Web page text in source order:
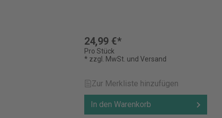
24,99 €*
Pro Stück
* zzgl. MwSt. und Versand
Zur Merkliste hinzufügen
In den Warenkorb